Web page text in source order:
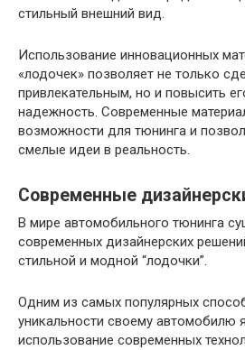
стильный внешний вид.
Использование инновационных
«лодочек» позволяет не только
привлекательным, но и повысить
надежность. Современные
возможности для тюнинга и
смелые идеи в реальность.
Современные
В мире автомобильного тюнинга
современных дизайнерских
стильной и модной “лодочки”.
Одним из самых популярных
уникальности своему автомобилю
использование современных